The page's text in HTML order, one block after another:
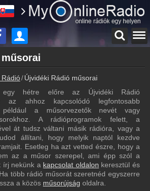
oldalára
Rádió Újvidéki Rádió műsorai
egy hétre előre az Újvidéki Rádió
az ahhoz kapcsolódó legfontosabb
például a műsorvezetők nevét vagy
A rádióprogramok felett, a
át tudsz váltani másik rádióra, vagy a
állítani, hogy melyik naptól kezdve
Esetleg ha azt vetted észre, hogy a
az a műsor szerepel, ami épp szól a
írj nekünk a kapcsolat oldalon keresztül és
több rádió műsorát szeretnéd egyszerre
a közös műsorújság oldalra.